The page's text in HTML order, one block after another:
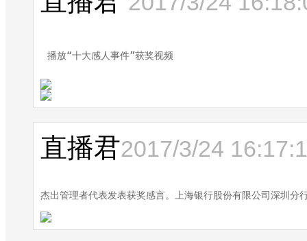
播放“十大感人事件”获奖视频
直播君2017/3/24
杰出管理者代表发表获奖感言。上海银行股份有限公司深圳